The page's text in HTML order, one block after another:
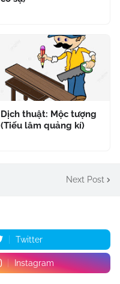
Dịch thuật: Mộc tượng
(Tiếu lâm quảng kí)
Next Post
Twitter
Instagram